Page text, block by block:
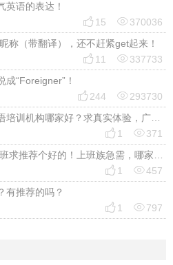
英语的表达！
 15 370036
称（带翻译），还不赶紧get起来！
 11 337733
“Foreigner”！
 244 293730
想给职场充电，郑州的成人英语培训机构哪家好？求真实体验，广告勿扰，感谢！
 1 371
2026年在线商务英语口语培训班求推荐个好的！上班族急需，哪家好？
 1 457
有推荐的吗？
 1 797